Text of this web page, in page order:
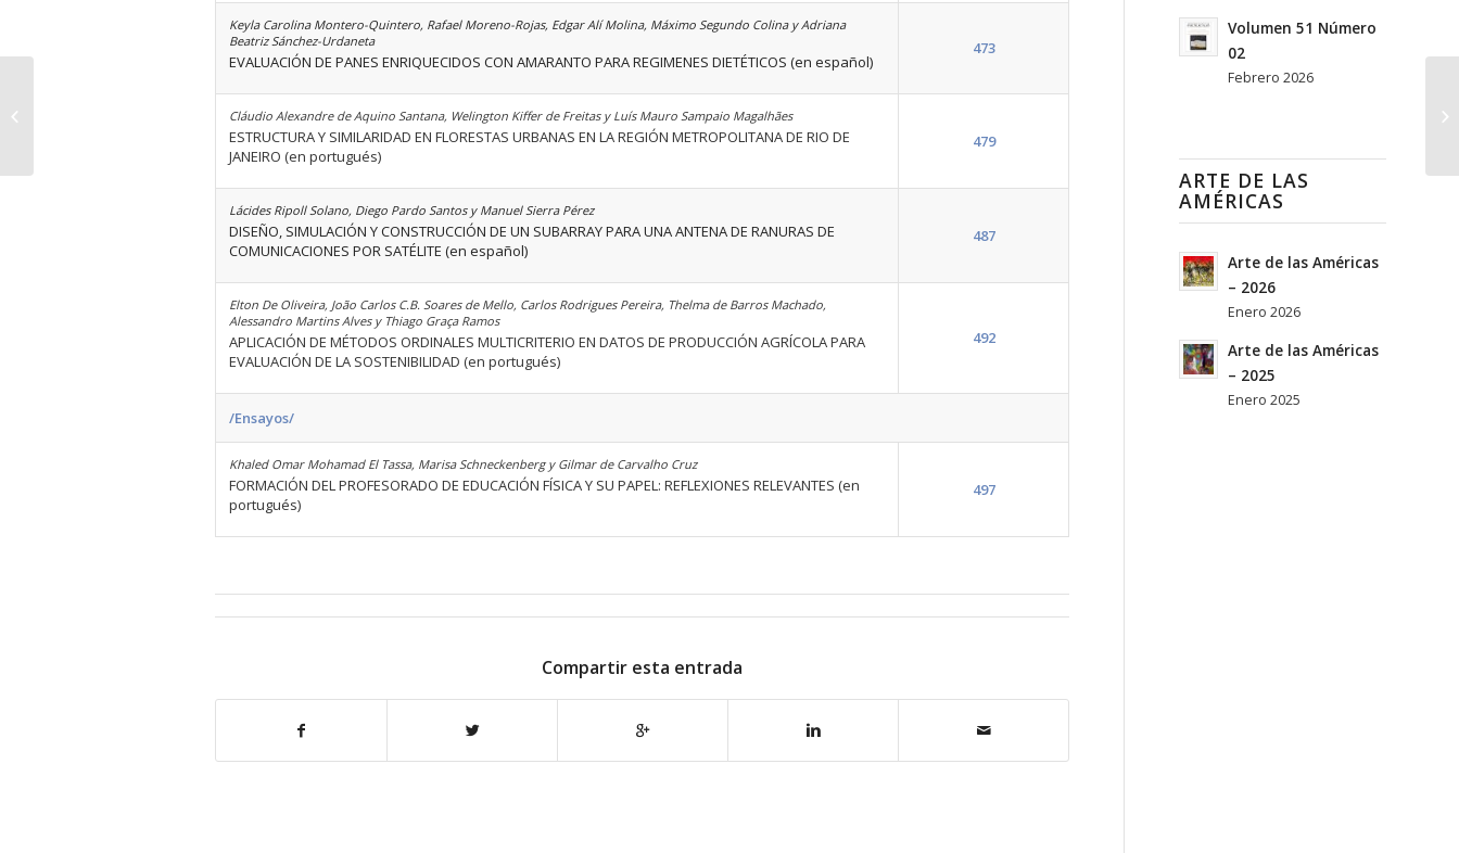
Keyla Carolina Montero-Quintero, Rafael Moreno-Rojas, Edgar Alí Molina, Máximo Segundo Colina y Adriana
Beatriz Sánchez-Urdaneta
EVALUACIÓN DE PANES ENRIQUECIDOS CON AMARANTO PARA REGIMENES DIETÉTICOS (en español)
473
Cláudio Alexandre de Aquino Santana, Welington Kiffer de Freitas y Luís Mauro Sampaio Magalhães
ESTRUCTURA Y SIMILARIDAD EN FLORESTAS URBANAS EN LA REGIÓN METROPOLITANA DE RIO DE
JANEIRO (en portugués)
479
Lácides Ripoll Solano, Diego Pardo Santos y Manuel Sierra Pérez
DISEÑO, SIMULACIÓN Y CONSTRUCCIÓN DE UN SUBARRAY PARA UNA ANTENA DE RANURAS DE
COMUNICACIONES POR SATÉLITE (en español)
487
Elton De Oliveira, João Carlos C.B. Soares de Mello, Carlos Rodrigues Pereira, Thelma de Barros Machado,
Alessandro Martins Alves y Thiago Graça Ramos
APLICACIÓN DE MÉTODOS ORDINALES MULTICRITERIO EN DATOS DE PRODUCCIÓN AGRÍCOLA PARA
EVALUACIÓN DE LA SOSTENIBILIDAD (en portugués)
492
/Ensayos/
Khaled Omar Mohamad El Tassa, Marisa Schneckenberg y Gilmar de Carvalho Cruz
FORMACIÓN DEL PROFESORADO DE EDUCACIÓN FÍSICA Y SU PAPEL: REFLEXIONES RELEVANTES (en
portugués)
497
Compartir esta entrada
Volumen 51 Número
02
Febrero 2026
ARTE DE LAS
AMÉRICAS
Arte de las Américas
– 2026
Enero 2026
Arte de las Américas
– 2025
Enero 2025